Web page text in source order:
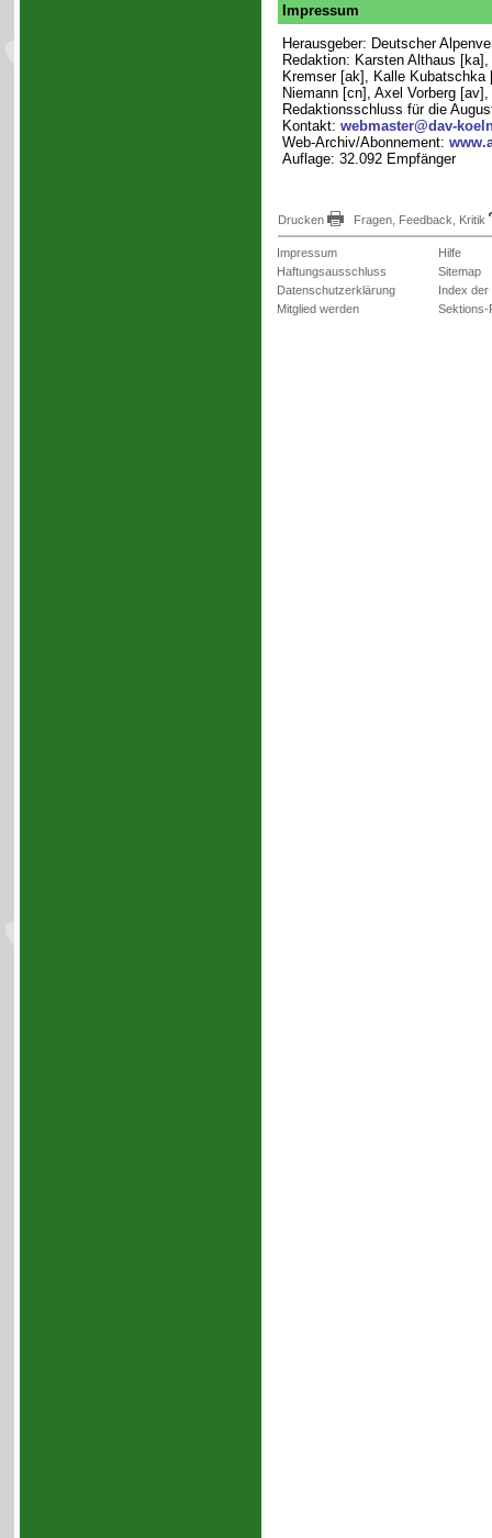
Impressum
Herausgeber: Deutscher
Redaktion: Karsten Althaus
Kremser [ak], Kalle Kubatschka
Niemann [cn], Axel Vorberg
Redaktionsschluss für die
Kontakt: webmaster@dav-
Web-Archiv/Abonnement:
Auflage: 32.092 Empfänger
Drucken Fragen, Feedback, Kritik
Impressum
Haftungsausschluss
Datenschutzerklärung
Mitglied werden
Hilfe
Sitemap
Index der
Sektions-